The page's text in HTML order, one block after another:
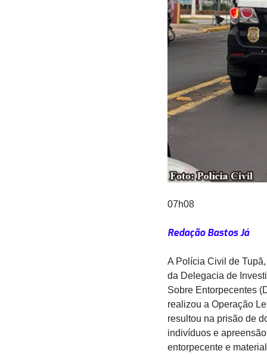
07h08
Redação Bastos Já
A Polícia Civil de
da Delegacia de
Sobre Entorpecentes
realizou a Operação
resultou na prisão de
indivíduos e
entorpecente e